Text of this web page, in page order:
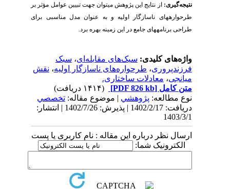
نتیجه‌­گیری:از نتایج این پژوهش می­توان جهت تبیین عوامل مؤثر بر
طرحواره­های ناسازگار اولیهو به عنوان مدل مناسبی برای
طراحی برنامه­های جامع در این زمینهبهره برد.
واژه‌های کلیدی:سبک‌های مقابله‌ای،سبک
فرزندپروری،طرحواره‌های ناسازگار اولیه،نقش
میانجی،معادلات ساختاری.
متن کامل[PDF 826 kb]
نوع مطالعه:پژوهشي| موضوع مقاله:تخصصي
دریافت: 1402/2/17 | پذیرش: 1402/7/26 | انتشار:
1403/3/1
ارسال نظر درباره این مقاله : نام کاربری یا پست
الکترونیک شما: